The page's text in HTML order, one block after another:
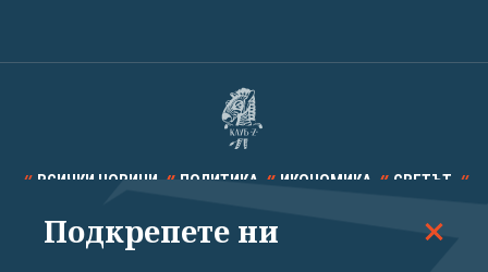
ВСИЧКИ НОВИНИ ПОЛИТИКА ИКОНОМИКА СВЕТЪТ
СПОРТ КУЛТУРА ТЕХНОЛОГИИ КАЛЕЙДОСКОП
Подкрепете ни